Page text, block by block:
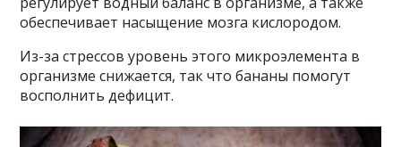
обеспечивает насыщение мозга кислородом.
Из-за стрессов уровень этого микроэлемента в
организме снижается, так что бананы помогут
восполнить дефицит.